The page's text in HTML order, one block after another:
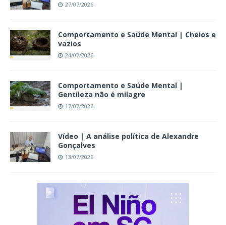
27/07/2026
Comportamento e Saúde Mental | Cheios e
vazios
24/07/2026
Comportamento e Saúde Mental |
Gentileza não é milagre
17/07/2026
Vídeo | A análise política de Alexandre
Gonçalves
13/07/2026